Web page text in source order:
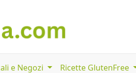
e Negozi Ricette GlutenFree